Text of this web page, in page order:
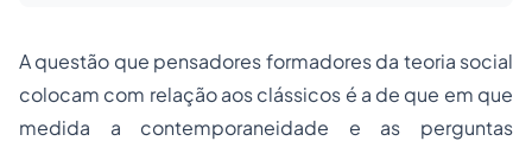
A questão que pensadores formadores da teoria social
colocam com relação aos clássicos é a de que em que
medida a contemporaneidade e as perguntas